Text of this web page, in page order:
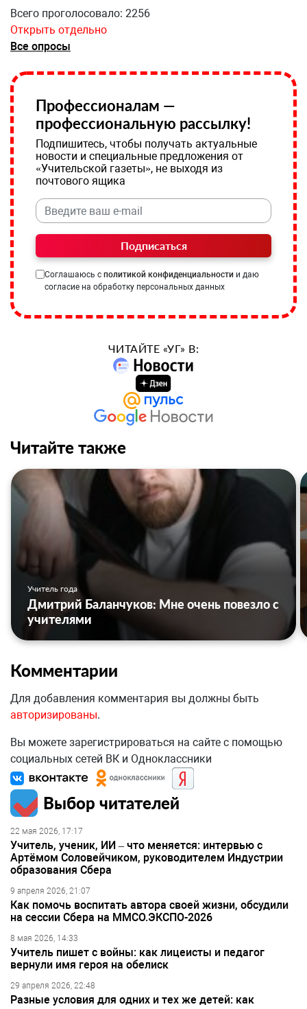
Всего проголосовало: 2256
Открыть отдельно
Все опросы
Профессионалам —
профессиональную рассылку!
Подпишитесь, чтобы получать актуальные
новости и специальные предложения от
«Учительской газеты», не выходя из
почтового ящика
Подписаться
Соглашаюсь с политикой конфиденциальности и даю
согласие на обработку персональных данных
ЧИТАЙТЕ «УГ» В:
Читайте также
Учитель года
Дмитрий Баланчуков: Мне очень повезло с
учителями
Комментарии
Для добавления комментария вы должны быть
авторизированы.
Вы можете зарегистрироваться на сайте с помощью
социальных сетей ВК и Одноклассники
Выбор читателей
22 мая 2026, 17:17
Учитель, ученик, ИИ – что меняется: интервью с
Артёмом Соловейчиком, руководителем Индустрии
образования Сбера
9 апреля 2026, 21:07
Как помочь воспитать автора своей жизни, обсудили
на сессии Сбера на ММСО.ЭКСПО-2026
8 мая 2026, 14:33
Учитель пишет с войны: как лицеисты и педагог
вернули имя героя на обелиск
29 апреля 2026, 22:48
Разные условия для одних и тех же детей: как